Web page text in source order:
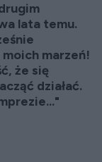
lata temu.
marzeń!
że się
działać.